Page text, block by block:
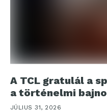
A TCL gratulál a
a történelmi
JÚLIUS 31, 2026